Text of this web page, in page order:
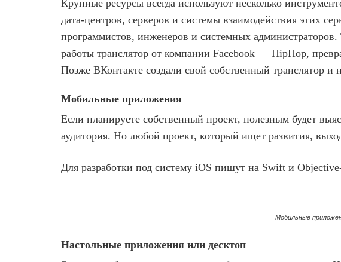
Крупные ресурсы всегда используют несколько
дата-центров, серверов и системы взаимодействия этих
программистов, инженеров и системных администраторов.
работы транслятор от компании Facebook — HipHop,
Позже ВКонтакте создали свой собственный транслятор и
Мобильные приложения
Если планируете собственный проект, полезным будет
аудитория. Но любой проект, который ищет развития,
Для разработки под систему iOS пишут на Swift и
Мобильные
Настольные приложения или десктоп